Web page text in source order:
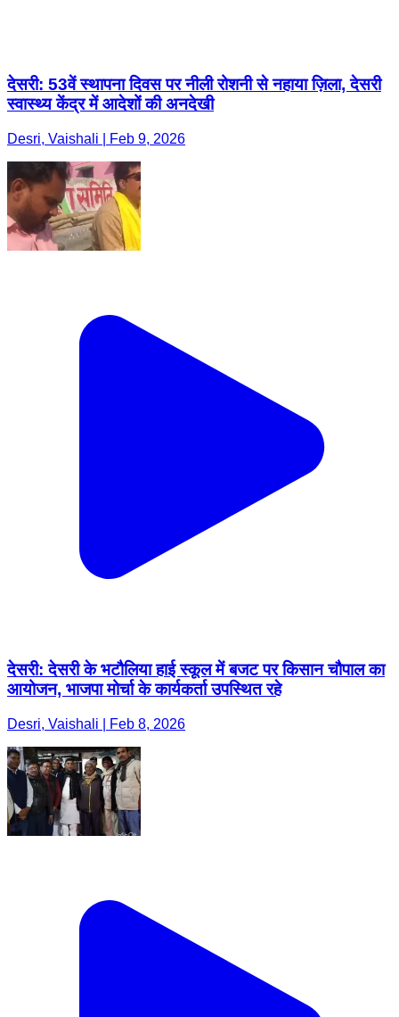
देसरी: 53वें स्थापना दिवस पर नीली रोशनी से नहाया ज़िला, देसरी
स्वास्थ्य केंद्र में आदेशों की अनदेखी
Desri, Vaishali | Feb 9, 2026
देसरी: देसरी के भटौलिया हाई स्कूल में बजट पर किसान चौपाल का
आयोजन, भाजपा मोर्चा के कार्यकर्ता उपस्थित रहे
Desri, Vaishali | Feb 8, 2026